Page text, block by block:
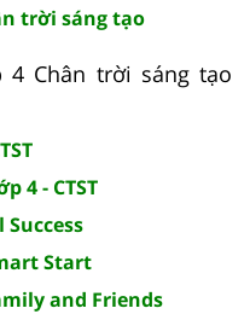
trời sáng tạo
Chân trời sáng tạo
4 - CTST
Start
and Friends